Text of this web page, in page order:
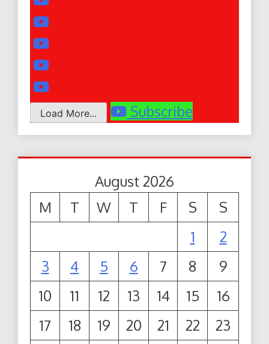
Load More... Subscribe
August 2026
M
T W T F S
S
1
2
3
4 5 6 7 8
9
10
11 12 13 14 15
16
17
18 19 20 21 22
23